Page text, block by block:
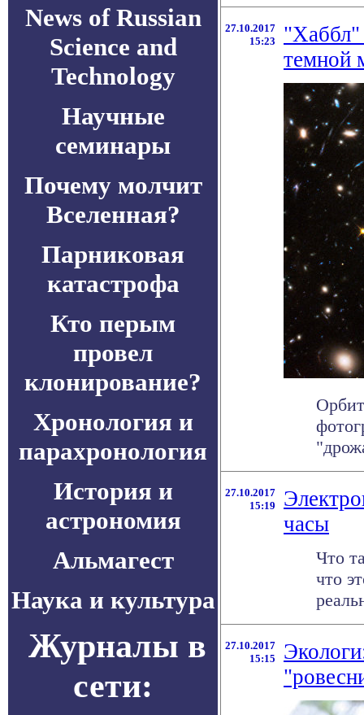
News of Russian
Science and
Technology
Научные
семинары
Почему молчит
Вселенная?
Парниковая
катастрофа
Кто перым
провел
клонирование?
Хронология и
парахронология
История и
астрономия
Альмагест
Наука и культура
Журналы в
сети:
27.10.2017
15:23
"Хаббл"
темной
27.10.2017
15:19
часы
Что
что
27.10.2017
15:15